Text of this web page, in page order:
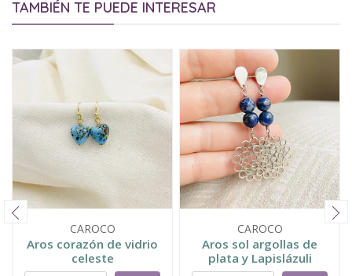
TAMBIÉN TE PUEDE INTERESAR
CAROCO
Aros corazón de vidrio
celeste
CAROCO
Aros sol argollas de
plata y Lapislázuli